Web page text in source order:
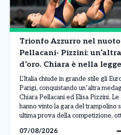
Trionfo Azzurro nel
Pellacani- Pizzini:
d’oro. Chiara è nella
L’Italia chiude in grande stile gli
Parigi, conquistando un’altra
Chiara Pellacani ed Elisa Pizzini.
hanno vinto la gara del trampolino
ultima prova della competizione,
07/08/2026